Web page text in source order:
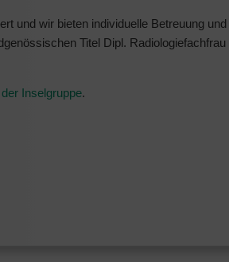
und wir bieten individuelle Betreuung
Titel Dipl. Radiologiefachfrau
Inselgruppe.